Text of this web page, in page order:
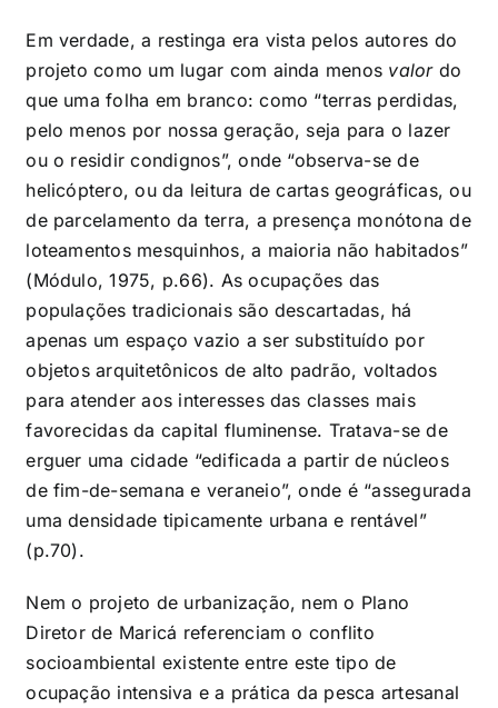
Em verdade, a restinga era vista pelos autores do
projeto como um lugar com ainda menos valordo
que uma folha em branco: como “terras perdidas,
pelo menos por nossa geração, seja para o lazer
ou o residir condignos”, onde “observa-se de
helicóptero, ou da leitura de cartas geográficas, ou
de parcelamento da terra, a presença monótona de
loteamentos mesquinhos, a maioria não habitados”
(Módulo, 1975, p.66). As ocupações das
populações tradicionais são descartadas, há
apenas um espaço vazio a ser substituído por
objetos arquitetônicos de alto padrão, voltados
para atender aos interesses das classes mais
favorecidas da capital fluminense. Tratava-se de
erguer uma cidade “edificada a partir de núcleos
de fim-de-semana e veraneio”, onde é “assegurada
uma densidade tipicamente urbana e rentável”
(p.70).
Nem o projeto de urbanização, nem o Plano
Diretor de Maricá referenciam o conflito
socioambiental existente entre este tipo de
ocupação intensiva e a prática da pesca artesanal